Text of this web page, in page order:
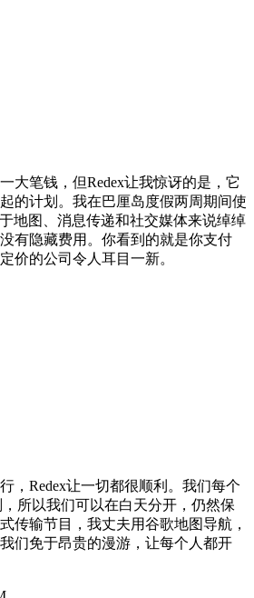
大笔钱，但Redex让我惊讶的是，它
的计划。我在巴厘岛度假两周期间使
地图、消息传递和社交媒体来说绰绰
有隐藏费用。你看到的就是你支付
价的公司令人耳目一新。
，Redex让一切都很顺利。我们每个
所以我们可以在白天分开，仍然保
传输节目，我丈夫用谷歌地图导航，
们免于昂贵的漫游，让每个人都开